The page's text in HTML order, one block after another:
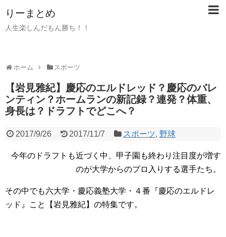
りーまとめ
人生楽しんだもん勝ち！！
ホーム スポーツ
【岩見雅紀】慶応のエルドレッド？慶応のバレ
ンティン？ホームランの新記録？連発？体重、
身長は？ドラフトでどこへ？
2017/9/26 2017/11/7 スポーツ, 野球
今年のドラフトも近づく中、甲子園も終わり注目度が増す
のが大学からのプロ入りする選手たち。
その中でも六大学・慶応義塾大学・４番『慶応のエルドレ
ッド』こと【岩見雅紀】の特集です。